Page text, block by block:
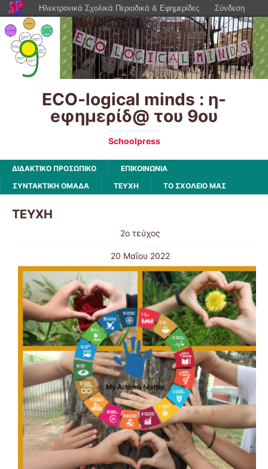
ECO-logical minds : η-
eφημερίδ@ του 9ου
Schoolpress
ΔΙΔΑΚΤΙΚΟ ΠΡΟΣΩΠΙΚΟ
ΕΠΙΚΟΙΝΩΝΙΑ
ΣΥΝΤΑΚΤΙΚΗ ΟΜΑΔΑ
ΤΕΥΧΗ ΤΟ ΣΧΟΛΕΙΟ ΜΑΣ
ΤΕΥΧΗ
2ο τεύχος
20 Μαΐου 2022
Ηλεκτρονικά Σχολικά Περιοδικά & Εφημερίδες Σύνδεση